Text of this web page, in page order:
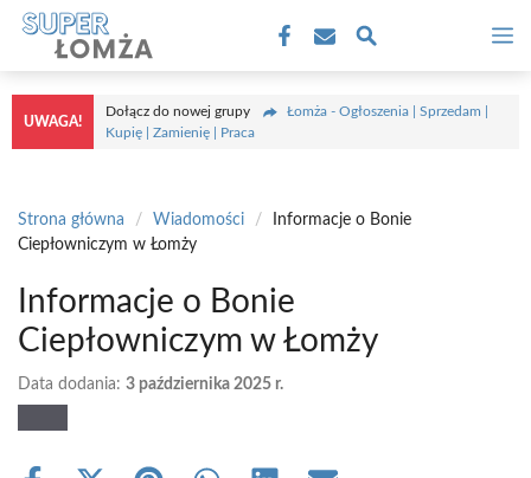
Przejdź
treści
UWAGA!
Dołącz do nowej grupy
Łomża - Ogłoszenia | Sprzedam |
Kupię | Zamienię | Praca
Strona główna / Wiadomości /
Informacje o Bonie
Ciepłowniczym w Łomży
Informacje o Bonie
Ciepłowniczym w Łomży
Data dodania: 3 października 2025 r.